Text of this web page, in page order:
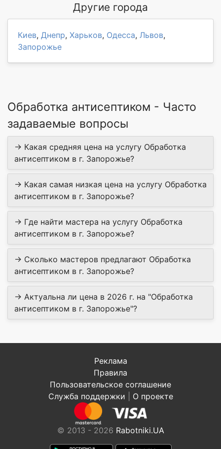
Другие города
Киев, Днепр, Харьков, Одесса, Львов,
Запорожье
Обработка антисептиком - Часто
задаваемые вопросы
→ Какая средняя цена на услугу Обработка
антисептиком в г. Запорожье?
→ Какая самая низкая цена на услугу Обработка
антисептиком в г. Запорожье?
→ Где найти мастера на услугу Обработка
антисептиком в г. Запорожье?
→ Сколько мастеров предлагают Обработка
антисептиком в г. Запорожье?
→ Актуальна ли цена в 2026 г. на "Обработка
антисептиком в г. Запорожье"?
Реклама
Правила
Пользовательское соглашение
Служба поддержки
О проекте
© 2013 - 2026 Rabotniki.UA